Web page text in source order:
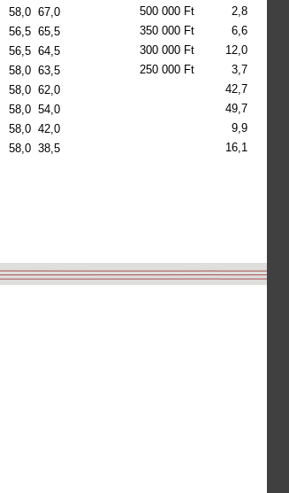
58,0 67,0 500 000 Ft
2,8
56,5 65,5 350 000 Ft
6,6
56,5 64,5 300 000 Ft
12,0
58,0 63,5 250 000 Ft
3,7
58,0 62,0
42,7
58,0 54,0
49,7
58,0 42,0
9,9
58,0 38,5 16,1